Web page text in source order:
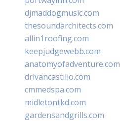
djmaddogmusic.com
thesoundarchitects.com
allin1roofing.com
keepjudgewebb.com
anatomyofadventure.com
drivancastillo.com
cmmedspa.com
midletontkd.com
gardensandgrills.com